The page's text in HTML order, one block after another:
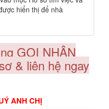
hiển thị để nhà
GỌI NHÂN
& liên hệ ngay
ANH CHỊ